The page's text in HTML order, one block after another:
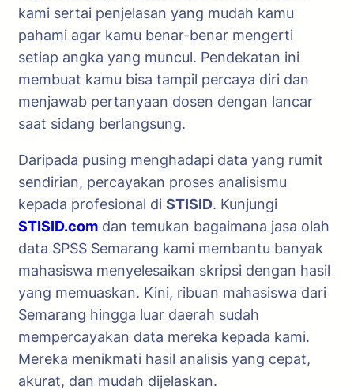
kami sertai penjelasan yang mudah kamu
pahami agar kamu benar-benar mengerti
setiap angka yang muncul. Pendekatan ini
membuat kamu bisa tampil percaya diri dan
menjawab pertanyaan dosen dengan lancar
saat sidang berlangsung.
Daripada pusing menghadapi data yang rumit
sendirian, percayakan proses analisismu
kepada profesional di STISID. Kunjungi
STISID.com dan temukan bagaimana jasa olah
data SPSS Semarang kami membantu banyak
mahasiswa menyelesaikan skripsi dengan hasil
yang memuaskan. Kini, ribuan mahasiswa dari
Semarang hingga luar daerah sudah
mempercayakan data mereka kepada kami.
Mereka menikmati hasil analisis yang cepat,
akurat, dan mudah dijelaskan.